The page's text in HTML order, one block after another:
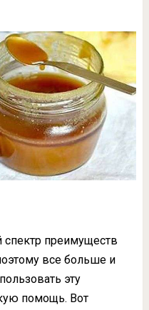
преимуществ
все больше и
эту
помощь. Вот